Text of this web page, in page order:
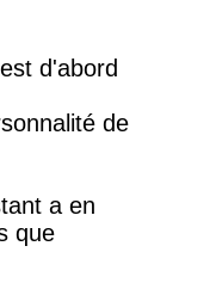
d'abord
de
a en
que